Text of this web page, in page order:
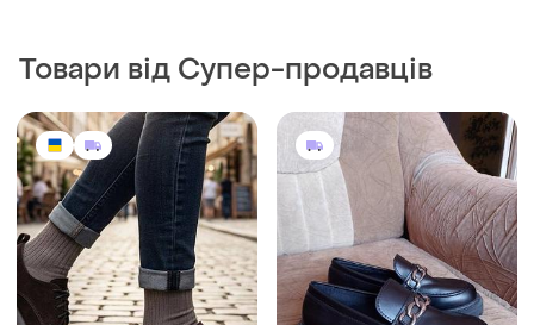
Товари від Супер-продавців